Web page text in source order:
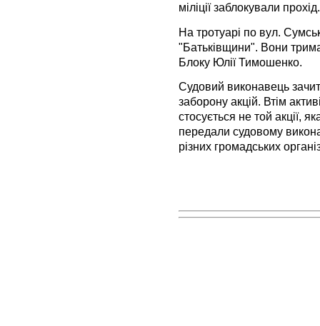
міліції заблокували прохід.
На тротуарі по вул.
"Батьківщини". Вони
Блоку Юлії Тимошенко.
Судовий виконавець
заборону акцій. Втім
стосується не той акції,
передали судовому
різних громадських